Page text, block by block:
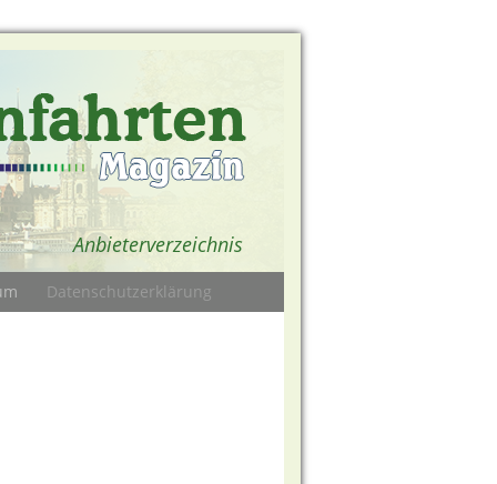
Anbieterverzeichnis
Datenschutzerklärung